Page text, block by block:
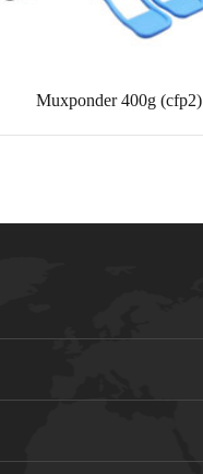
Muxponder 400g (cfp2)